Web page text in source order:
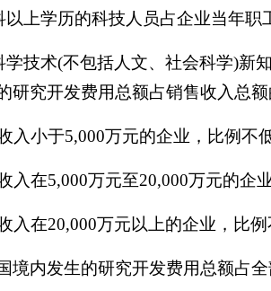
以上学历的科技人员占企业当年
学技术(不包括人文、社会科学)新
研究开发费用总额占销售收入总
入小于5,000万元的企业，比例不
入在5,000万元至20,000万元的企
入在20,000万元以上的企业，比
境内发生的研究开发费用总额占